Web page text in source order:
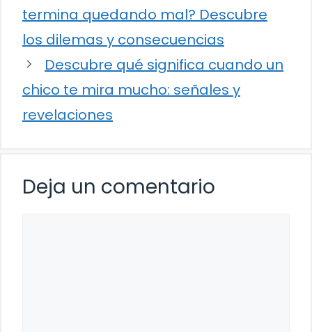
termina quedando mal? Descubre
los dilemas y consecuencias
Descubre qué significa cuando un
chico te mira mucho: señales y
revelaciones
Deja un comentario